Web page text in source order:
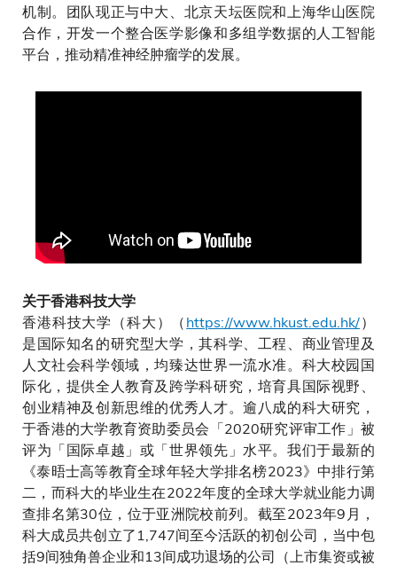
机制。团队现正与中大、北京天坛医院和上海华山医院
合作，开发一个整合医学影像和多组学数据的人工智能
平台，推动精准神经肿瘤学的发展。
关于香港科技大学
香港科技大学（科大）（https://www.hkust.edu.hk/）
是国际知名的研究型大学，其科学、工程、商业管理及
人文社会科学领域，均臻达世界一流水准。科大校园国
际化，提供全人教育及跨学科研究，培育具国际视野、
创业精神及创新思维的优秀人才。逾八成的科大研究，
于香港的大学教育资助委员会「2020研究评审工作」被
评为「国际卓越」或「世界领先」水平。我们于最新的
《泰晤士高等教育全球年轻大学排名榜2023》中排行第
二，而科大的毕业生在2022年度的全球大学就业能力调
查排名第30位，位于亚洲院校前列。截至2023年9月，
科大成员共创立了1,747间至今活跃的初创公司，当中包
括9间独角兽企业和13间成功退场的公司（上市集资或被